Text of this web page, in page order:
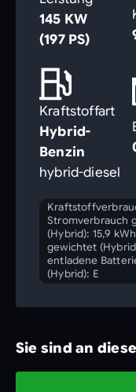
145 KW
(197 PS)
Kraftstoffart
Hybrid-
Benzin
hybrid-diesel
Stromverbrauch
(Hybrid): 15,9
gewichtet
entladene
(Hybrid): E
Sie sind an